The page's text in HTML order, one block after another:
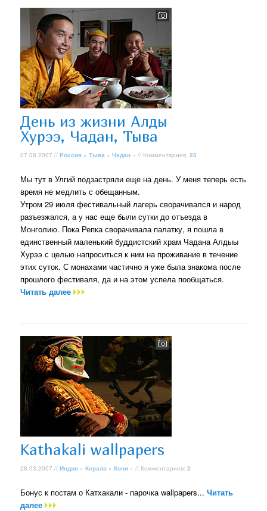
День из жизни Алды
Хурээ, Чадан, Тыва
07.08.2007 //Россия »Тыва »Чадан » // Комментариев:23
Мы тут в Улгий подзастряли еще на день. У меня теперь есть
время не медлить с обещанным.
Утром 29 июля фестивальный лагерь сворачивался и народ
разъезжался, а у нас еще были сутки до отъезда в
Монголию. Пока Репка сворачивала палатку, я пошла в
единственный маленький буддистский храм Чадана Алдыы
Хурээ с целью напроситься к ним на проживание в течение
этих суток. С монахами частично я уже была знакома после
прошлого фестиваля, да и на этом успела пообщаться.
Читать далее
Kathakali wallpapers
28.03.2007 //Индия »Керала »Кочи » // Комментариев:2
Бонус к постам о Катхакали - парочка wallpapers...Читать
далее